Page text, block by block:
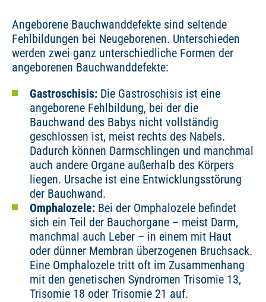
Angeborene Bauchwanddefekte sind seltende
Fehlbildungen bei Neugeborenen. Unterschieden
werden zwei ganz unterschiedliche Formen der
angeborenen Bauchwanddefekte:
Gastroschisis: Die Gastroschisis ist eine
angeborene Fehlbildung, bei der die
Bauchwand des Babys nicht vollständig
geschlossen ist, meist rechts des Nabels.
Dadurch können Darmschlingen und manchmal
auch andere Organe außerhalb des Körpers
liegen. Ursache ist eine Entwicklungsstörung
der Bauchwand.
Omphalozele: Bei der Omphalozele befindet
sich ein Teil der Bauchorgane – meist Darm,
manchmal auch Leber – in einem mit Haut
oder dünner Membran überzogenen Bruchsack.
Eine Omphalozele tritt oft im Zusammenhang
mit den genetischen Syndromen Trisomie 13,
Trisomie 18 oder Trisomie 21 auf.